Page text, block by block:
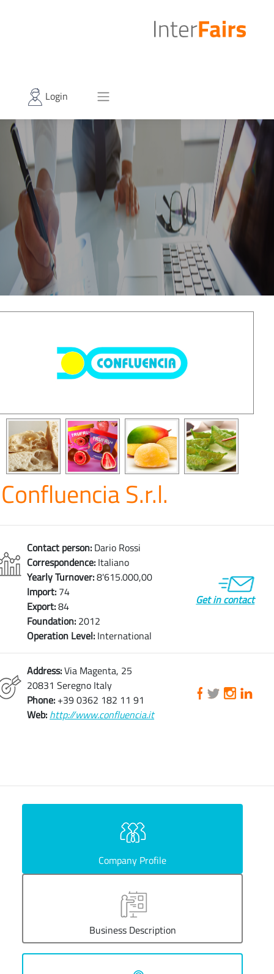
Login
Confluencia S.r.l.
Contact person: Dario Rossi
Correspondence: Italiano
Yearly Turnover:8'615.000,00
Import: 74
Export:84
Foundation: 2012
Operation Level: International
Get in contact
Address:Via Magenta, 25
20831 Seregno Italy
Phone: +39 0362 182 11 91
Web: http://www.confluencia.it
Company Profile
Business Description